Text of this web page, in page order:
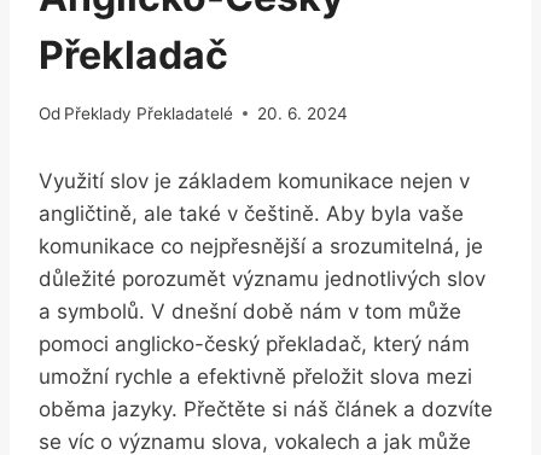
Překladač
Od Překlady Překladatelé 20. 6. 2024
Využití slov je základem komunikace nejen v
angličtině, ale také v češtině. Aby byla vaše
komunikace co nejpřesnější a srozumitelná, je
důležité porozumět významu jednotlivých slov
a symbolů. V dnešní době nám v tom může
pomoci anglicko-český překladač, který nám
umožní rychle a efektivně přeložit slova mezi
oběma jazyky. Přečtěte si náš článek a dozvíte
se víc o významu slova, vokalech a jak může